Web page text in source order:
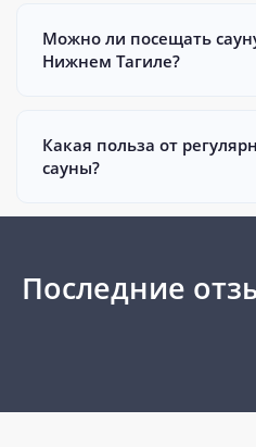
Можно ли посещать
Нижнем Тагиле?
Какая польза от
сауны?
Последние